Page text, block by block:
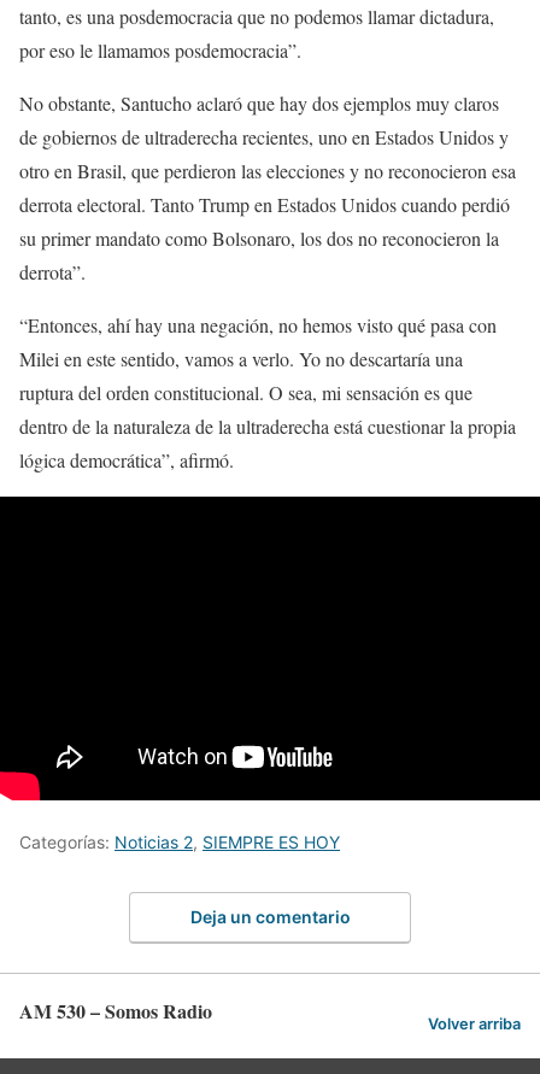
tanto, es una posdemocracia que no podemos llamar dictadura,
por eso le llamamos posdemocracia”.
No obstante, Santucho aclaró que hay dos ejemplos muy claros
de gobiernos de ultraderecha recientes, uno en Estados Unidos y
otro en Brasil, que perdieron las elecciones y no reconocieron esa
derrota electoral. Tanto Trump en Estados Unidos cuando perdió
su primer mandato como Bolsonaro, los dos no reconocieron la
derrota”.
“Entonces, ahí hay una negación, no hemos visto qué pasa con
Milei en este sentido, vamos a verlo. Yo no descartaría una
ruptura del orden constitucional. O sea, mi sensación es que
dentro de la naturaleza de la ultraderecha está cuestionar la propia
lógica democrática”, afirmó.
Categorías: Noticias 2, SIEMPRE ES HOY
Deja un comentario
AM 530 – Somos Radio Volver arriba